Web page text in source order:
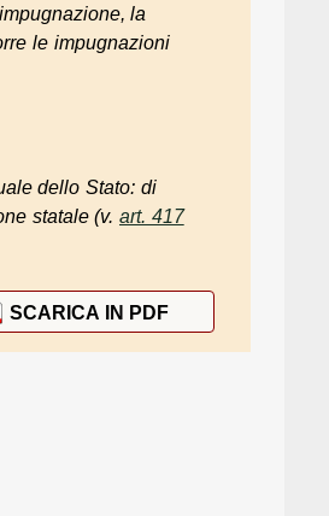
la
le impugnazioni
dello Stato: di
statale (v.art. 417
SCARICA IN PDF